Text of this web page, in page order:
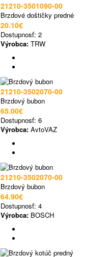
21210-3501090-00
Brzdové doštičky predné
20.10€
Dostupnosť: 2
Výrobca: TRW
21210-3502070-00
Brzdový bubon
65.00€
Dostupnosť: 6
Výrobca: AvtoVAZ
21210-3502070-00
Brzdový bubon
64.90€
Dostupnosť: 4
Výrobca: BOSCH